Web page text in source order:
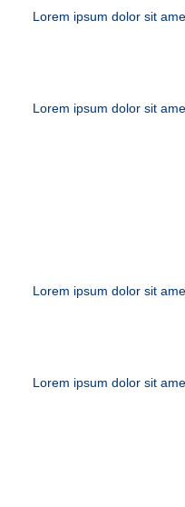
Lorem ipsum dolor sit
Lorem ipsum dolor sit
Lorem ipsum dolor sit
Lorem ipsum dolor sit